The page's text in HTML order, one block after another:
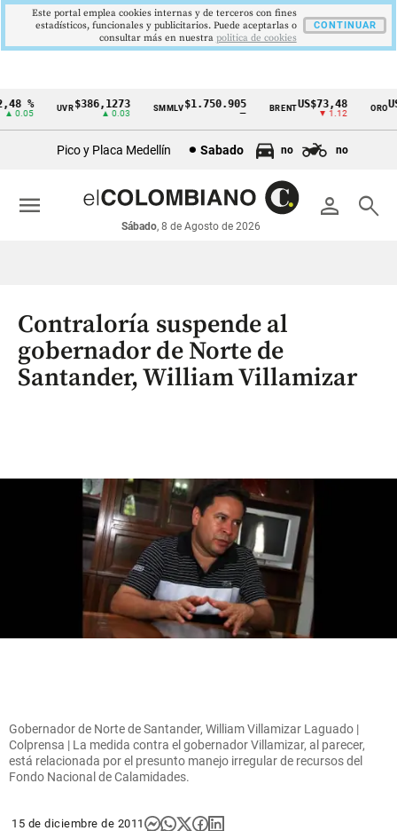
Cintillo
económicos
Colombia
% UVR$386,1273
▲ 0.03
SMMLV$1.750.905 BRENTUS$73,48
▼ 1.12
ORO
Pico y Placa Medellín Sabado no no
person search
Sábado, 8 de Agosto de 2026
menu
Contraloría suspende al
gobernador de Norte de
Santander, William Villamizar
Gobernador de Norte de Santander, William Villamizar Laguado |
Colprensa | La medida contra el gobernador Villamizar, al parecer,
está relacionada por el presunto manejo irregular de recursos del
Fondo Nacional de Calamidades.
15 de diciembre de 2011
Este portal emplea cookies internas y de terceros con fines
estadísticos, funcionales y publicitarios. Puede aceptarlas o
consultar más en nuestra politica de cookies
CONTINUAR